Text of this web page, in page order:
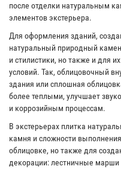
после отделки натуральным
элементов экстерьера.
Для оформления зданий,
натуральный природный
и стилистики, но также и для
условий. Так, облицовочный
здания или сплошная
более теплыми, улучшает
и коррозийным процессам.
В экстерьерах плитка
камня и сложности
облицовке, но также для
декорации: лестничные